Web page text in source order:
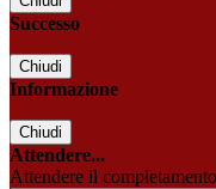
Successo
Chiudi
Informazione
Chiudi
Attendere...
Attendere il